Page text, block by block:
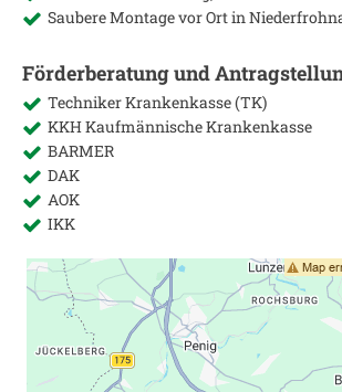
Saubere Montage vor Ort in
Förderberatung und
Techniker Krankenkasse (TK)
KKH Kaufmännische Krankenkasse
BARMER
DAK
AOK
IKK